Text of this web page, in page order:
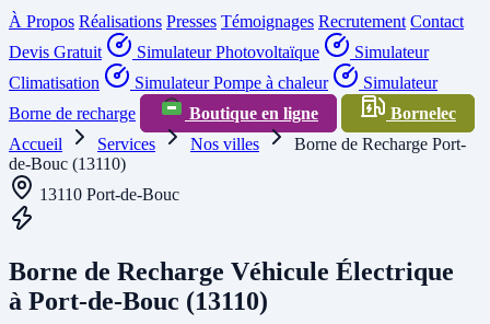
À Propos Réalisations Presses Témoignages Recrutement Contact
Devis Gratuit
Simulateur Photovoltaïque
Simulateur
Climatisation
Simulateur Pompe à chaleur
Simulateur
Borne de recharge
Boutique en ligne
Bornelec
Accueil
Services Nos villes
Borne de Recharge Port-
de-Bouc (13110)
13110 Port-de-Bouc
Borne de Recharge Véhicule Électrique
à Port-de-Bouc (13110)